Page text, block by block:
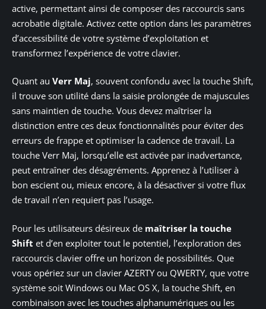
active, permettant ainsi de composer des raccourcis sans
acrobatie digitale. Activez cette option dans les paramètres
d’accessibilité de votre système d’exploitation et
transformez l’expérience de votre clavier.
Quant au Verr Maj, souvent confondu avec la touche Shift,
il trouve son utilité dans la saisie prolongée de majuscules
sans maintien de touche. Vous devez maîtriser la
distinction entre ces deux fonctionnalités pour éviter des
erreurs de frappe et optimiser la cadence de travail. La
touche Verr Maj, lorsqu’elle est activée par inadvertance,
peut entraîner des désagréments. Apprenez à l’utiliser à
bon escient ou, mieux encore, à la désactiver si votre flux
de travail n’en requiert pas l’usage.
Pour les utilisateurs désireux de maîtriser la touche
Shift et d’en exploiter tout le potentiel, l’exploration des
raccourcis clavier offre un horizon de possibilités. Que
vous opériez sur un clavier AZERTY ou QWERTY, que votre
système soit Windows ou Mac OS X, la touche Shift, en
combinaison avec les touches alphanumériques ou les